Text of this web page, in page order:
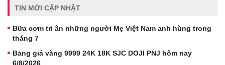
TIN MỚI CẬP NHẬT
Bữa cơm tri ân những người Mẹ Việt Nam anh hùng trong
tháng 7
Bảng giá vàng 9999 24K 18K SJC DOJI PNJ hôm nay
6/8/2026